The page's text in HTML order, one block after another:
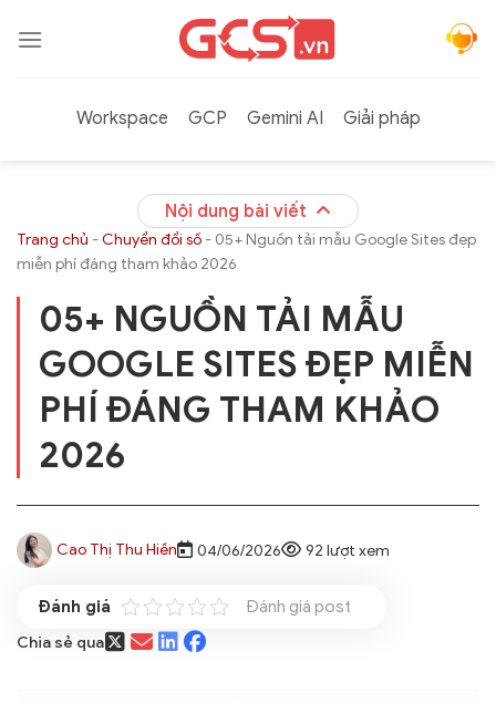
qua
Workspace
GCP Gemini AI Giải pháp
Nội dung bài viết
Trang chủ -Chuyển đổi số - 05+ Nguồn tải mẫu Google Sites đẹp
miễn phí đáng tham khảo 2026
05+ NGUỒN TẢI MẪU
GOOGLE SITES ĐẸP MIỄN
PHÍ ĐÁNG THAM KHẢO
2026
Cao Thị Thu Hiền 04/06/2026 92 lượt xem
Đánh giá post
Chia sẻ qua